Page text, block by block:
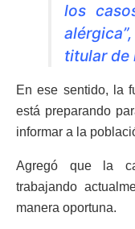
los
titular de
En ese sentido, la
está preparando
informar a la
Agregó que la
trabajando
manera oportuna.